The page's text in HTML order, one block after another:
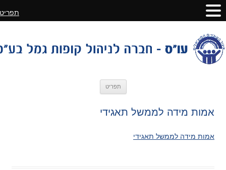
תפריט
אמות מידה לממשל תאגידי
אמות מידה לממשל תאגידי
תפריט